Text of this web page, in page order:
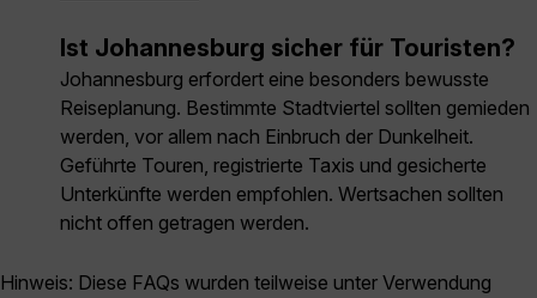
Ist Johannesburg sicher für Touristen?
Johannesburg erfordert eine besonders bewusste
Reiseplanung. Bestimmte Stadtviertel sollten gemieden
werden, vor allem nach Einbruch der Dunkelheit.
Geführte Touren, registrierte Taxis und gesicherte
Unterkünfte werden empfohlen. Wertsachen sollten
nicht offen getragen werden.
Hinweis: Diese FAQs wurden teilweise unter Verwendung